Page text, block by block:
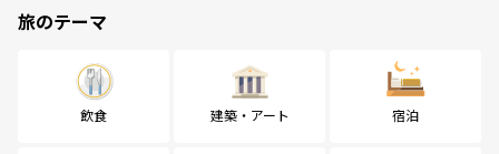
旅のテーマ
飲食 建築・アート 宿泊